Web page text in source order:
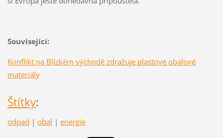
Související:
Konflikt na Blízkém východě zdražuje plastové obalové
materiály
Štítky:
odpad | obal | energie